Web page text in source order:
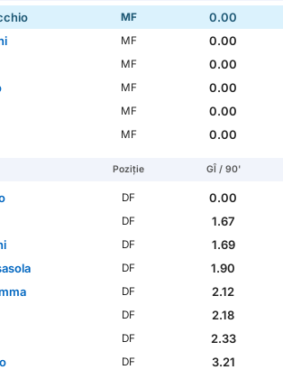
MF
0.00
MF
0.00
MF
0.00
MF
0.00
MF
0.00
MF 0.00
Poziție GÎ / 90'
DF
0.00
DF
1.67
DF
1.69
DF
1.90
DF
2.12
DF
2.18
DF
2.33
DF 3.21